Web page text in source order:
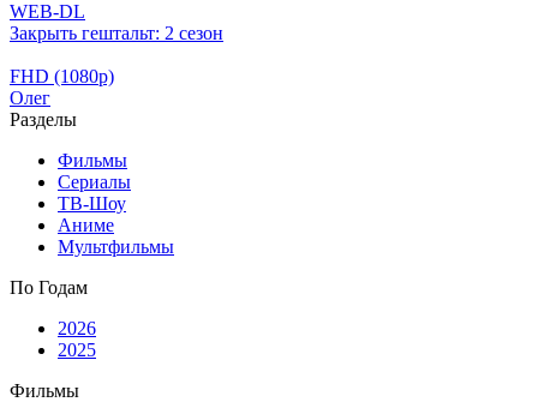
WEB-DL
Закрыть гештальт: 2 сезон
FHD (1080p)
Олег
Разделы
Фильмы
Сериалы
ТВ-Шоу
Аниме
Мультфильмы
По Годам
2026
2025
Фильмы